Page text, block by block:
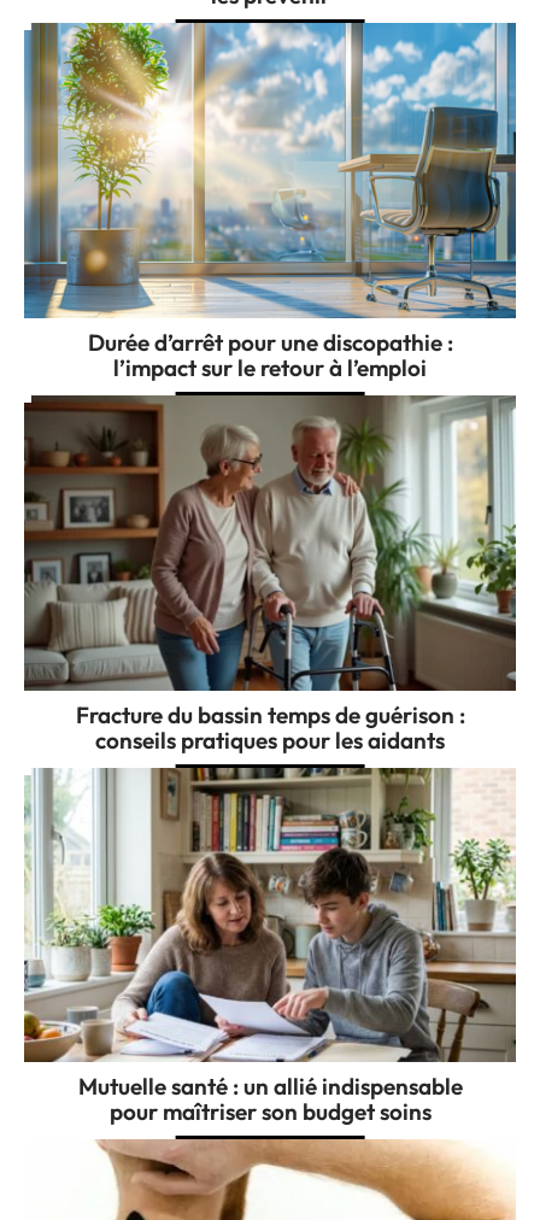
Durée d’arrêt pour une discopathie :
l’impact sur le retour à l’emploi
Fracture du bassin temps de guérison :
conseils pratiques pour les aidants
Mutuelle santé : un allié indispensable
pour maîtriser son budget soins